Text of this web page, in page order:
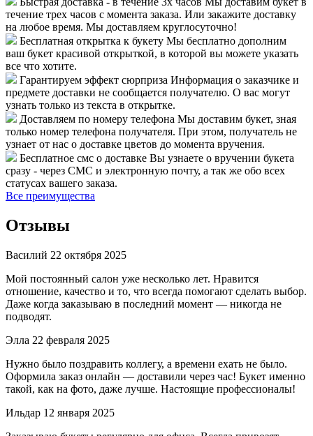
течение трех часов с момента заказа. Или закажите доставку
на любое время. Мы доставляем круглосуточно!
Бесплатная открытка к букету Мы бесплатно дополним
ваш букет красивой открыткой, в которой вы можете указать
все что хотите.
Гарантируем эффект сюрприза Информация о заказчике и
предмете доставки не сообщается получателю. О вас могут
узнать только из текста в открытке.
Доставляем по номеру телефона Мы доставим букет, зная
только номер телефона получателя. При этом, получатель не
узнает от нас о доставке цветов до момента вручения.
Бесплатное смс о доставке Вы узнаете о вручении букета
сразу - через СМС и электронную почту, а так же обо всех
статусах вашего заказа.
Все преимущества
Отзывы
Василий 22 октября 2025
Мой постоянный салон уже несколько лет. Нравится
отношение, качество и то, что всегда помогают сделать выбор.
Даже когда заказываю в последний момент — никогда не
подводят.
Элла 22 февраля 2025
Нужно было поздравить коллегу, а времени ехать не было.
Оформила заказ онлайн — доставили через час! Букет именно
такой, как на фото, даже лучше. Настоящие профессионалы!
Ильдар 12 января 2025